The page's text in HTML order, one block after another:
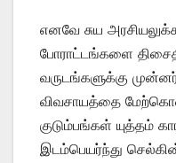
எனவே சுய
போராட்டங்களை
வருடங்களுக்கு
விவசாயத்தை
குடும்பங்கள் யுத்தம்
இடம்பெயர்ந்து